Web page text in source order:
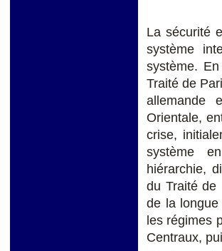
La sécurité
système
système.
Traité de
allemande
Orientale,
crise,
système
hiérarchie,
du Traité de
de la
les régimes
Centraux,